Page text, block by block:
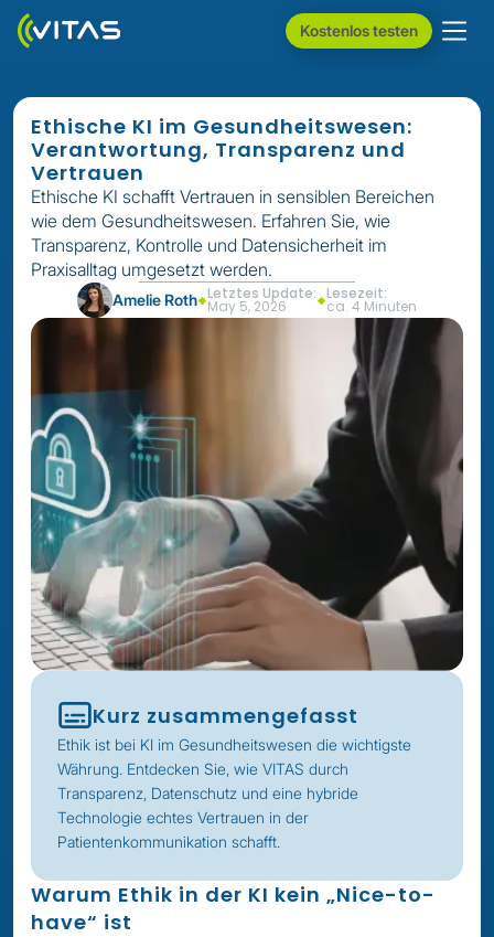
Kostenlos testen
Ethische KI im Gesundheitswesen:
Verantwortung, Transparenz und
Vertrauen
Ethische KI schafft Vertrauen in sensiblen Bereichen
wie dem Gesundheitswesen. Erfahren Sie, wie
Transparenz, Kontrolle und Datensicherheit im
Praxisalltag umgesetzt werden.
Amelie Roth Letztes Update:
May 5, 2026
Lesezeit:
ca. 4 Minuten
Kurz zusammengefasst
Ethik ist bei KI im Gesundheitswesen die wichtigste
Währung. Entdecken Sie, wie VITAS durch
Transparenz, Datenschutz und eine hybride
Technologie echtes Vertrauen in der
Patientenkommunikation schafft.
Warum Ethik in der KI kein „Nice-to-
have“ ist